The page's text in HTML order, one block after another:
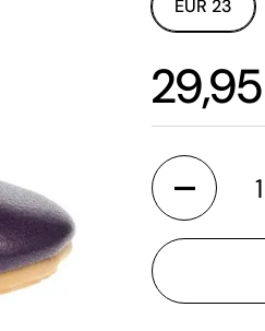
EUR 23
Sale-
Anzahl